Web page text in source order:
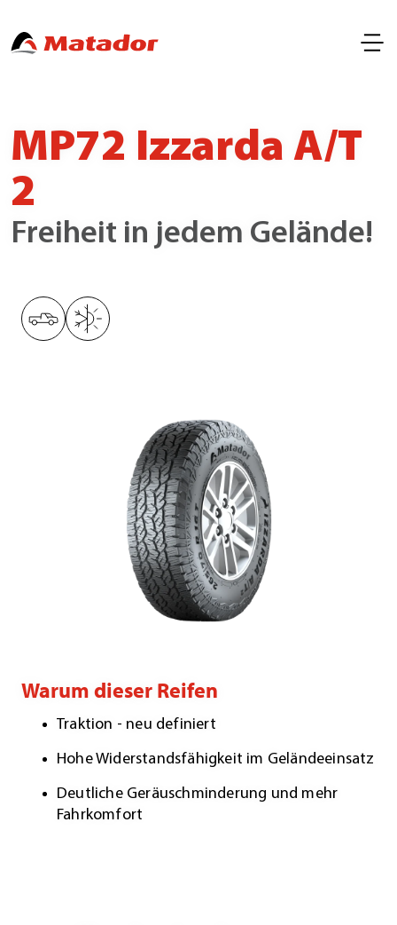
MP72 Izzarda A/T
2
Freiheit in jedem Gelände!
Warum dieser Reifen
Traktion - neu definiert
Hohe Widerstandsfähigkeit im Geländeeinsatz
Deutliche Geräuschminderung und mehr
Fahrkomfort